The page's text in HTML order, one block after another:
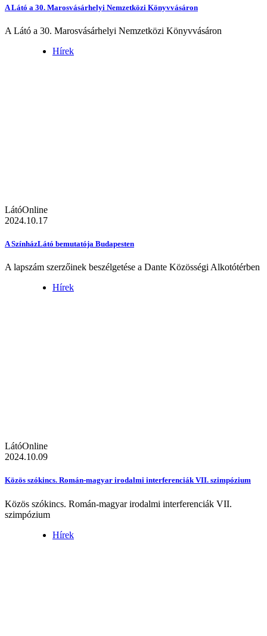
A Látó a 30. Marosvásárhelyi Nemzetközi Könyvvásáron
A Látó a 30. Marosvásárhelyi Nemzetközi Könyvvásáron
Hírek
LátóOnline
2024.10.17
A SzínházLátó bemutatója Budapesten
A lapszám szerzőinek beszélgetése a Dante Közösségi Alkotótérben
Hírek
LátóOnline
2024.10.09
Közös szókincs. Román-magyar irodalmi interferenciák VII. szimpózium
Közös szókincs. Román-magyar irodalmi interferenciák VII.
szimpózium
Hírek